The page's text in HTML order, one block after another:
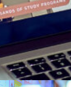
Erros de prompts
fazem o seu
conteúdo de IA
com cara de IA
Ana Carolina
Duarte